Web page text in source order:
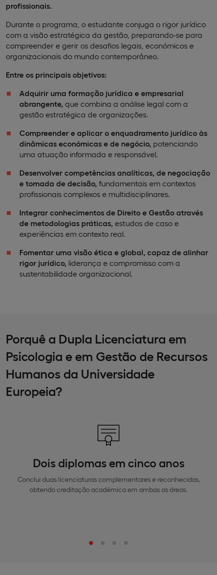
profissionais.
Durante o programa, o estudante conjuga o rigor jurídico
com a visão estratégica da gestão, preparando-se para
compreender e gerir os desafios legais, económicos e
organizacionais do mundo contemporâneo.
Entre os principais objetivos:
Adquirir uma formação jurídica e empresarial
abrangente, que combina a análise legal com a
gestão estratégica de organizações.
Compreender e aplicar o enquadramento jurídico às
dinâmicas económicas e de negócio, potenciando
uma atuação informada e responsável.
Desenvolver competências analíticas, de negociação
e tomada de decisão, fundamentais em contextos
profissionais complexos e multidisciplinares.
Integrar conhecimentos de Direito e Gestão através
de metodologias práticas, estudos de caso e
experiências em contexto real.
Fomentar uma visão ética e global, capaz de alinhar
rigor jurídico, liderança e compromisso com a
sustentabilidade organizacional.
Porquê a Dupla Licenciatura em
Psicologia e em Gestão de Recursos
Humanos da Universidade
Europeia?
Dois diplomas em cinco anos
Conclui duas licenciaturas complementares e reconhecidas,
obtendo creditação académica em ambas as áreas.